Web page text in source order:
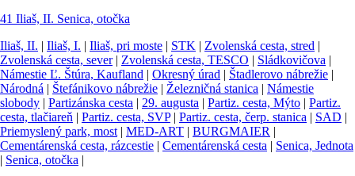
41 Iliaš, II. Senica, otočka
Iliaš, II. | Iliaš, I. | Iliaš, pri moste | STK | Zvolenská cesta, stred |
Zvolenská cesta, sever| Zvolenská cesta, TESCO | Sládkovičova |
Námestie Ľ. Štúra, Kaufland | Okresný úrad | Štadlerovo nábrežie |
Národná | Štefánikovo nábrežie | Železničná stanica | Námestie
slobody | Partizánska cesta | 29. augusta | Partiz. cesta, Mýto | Partiz.
cesta, tlačiareň | Partiz. cesta, SVP| Partiz. cesta, čerp. stanica | SAD |
Priemyslený park, most | MED-ART | BURGMAIER |
Cementárenská cesta, rázcestie | Cementárenská cesta | Senica, Jednota
| Senica, otočka |